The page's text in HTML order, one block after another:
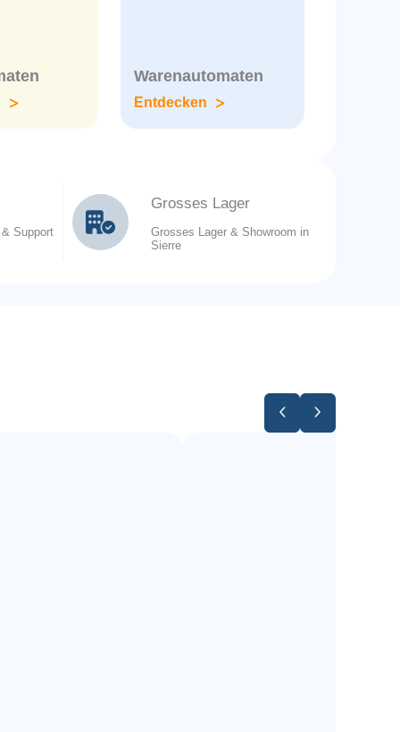
Warenautomaten
Entdecken
Support
Grosses Lager
Grosses Lager & Showroom in
Sierre